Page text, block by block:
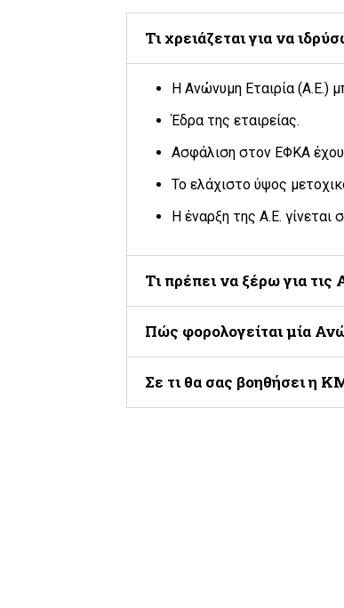
Τι χρειάζεται για να
Η Ανώνυμη Εταιρία (Α.Ε.)
Έδρα της εταιρείας.
Ασφάλιση στον ΕΦΚΑ
Το ελάχιστο ύψος
Η έναρξη της Α.Ε.
Τι πρέπει να ξέρω για
Πώς φορολογείται μία
Σε τι θα σας βοηθήσει η